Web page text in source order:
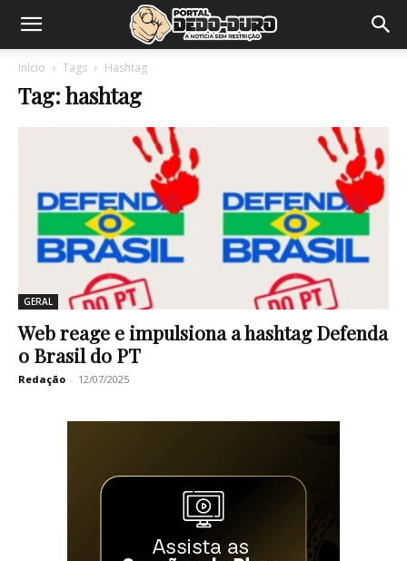
Início Tags Hashtag
Tag: hashtag
GERAL
Web reage e impulsiona a hashtag Defenda
o Brasil do PT
Redação - 12/07/2025